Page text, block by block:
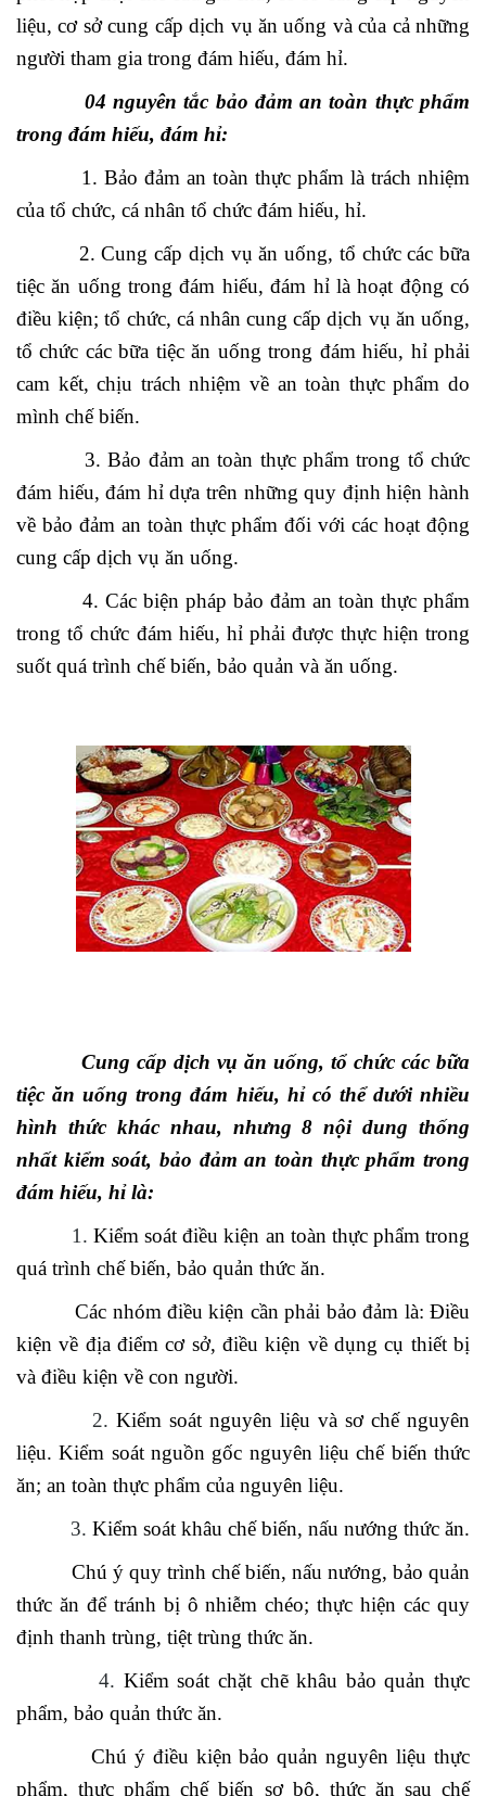
liệu, cơ sở cung cấp dịch vụ ăn uống và của cả những
người tham gia trong đám hiếu, đám hỉ.
04 nguyên tắc bảo đảm an toàn thực phẩm
trong đám hiếu, đám hỉ:
1. Bảo đảm an toàn thực phẩm là trách nhiệm
của tổ chức, cá nhân tổ chức đám hiếu, hỉ.
2. Cung cấp dịch vụ ăn uống, tổ chức các bữa
tiệc ăn uống trong đám hiếu, đám hỉ là hoạt động có
điều kiện; tổ chức, cá nhân cung cấp dịch vụ ăn uống,
tổ chức các bữa tiệc ăn uống trong đám hiếu, hỉ phải
cam kết, chịu trách nhiệm về an toàn thực phẩm do
mình chế biến.
3. Bảo đảm an toàn thực phẩm trong tổ chức
đám hiếu, đám hỉ dựa trên những quy định hiện hành
về bảo đảm an toàn thực phẩm đối với các hoạt động
cung cấp dịch vụ ăn uống.
4. Các biện pháp bảo đảm an toàn thực phẩm
trong tổ chức đám hiếu, hỉ phải được thực hiện trong
suốt quá trình chế biến, bảo quản và ăn uống.
Cung cấp dịch vụ ăn uống, tổ chức các bữa
tiệc ăn uống trong đám hiếu, hỉ có thể dưới nhiều
hình thức khác nhau, nhưng 8 nội dung thống
nhất kiểm soát, bảo đảm an toàn thực phẩm trong
đám hiếu, hỉ là:
1. Kiểm soát điều kiện an toàn thực phẩm trong
quá trình chế biến, bảo quản thức ăn.
Các nhóm điều kiện cần phải bảo đảm là: Điều
kiện về địa điểm cơ sở, điều kiện về dụng cụ thiết bị
và điều kiện về con người.
2. Kiểm soát nguyên liệu và sơ chế nguyên
liệu. Kiểm soát nguồn gốc nguyên liệu chế biến thức
ăn; an toàn thực phẩm của nguyên liệu.
3. Kiểm soát khâu chế biến, nấu nướng thức ăn.
Chú ý quy trình chế biến, nấu nướng, bảo quản
thức ăn để tránh bị ô nhiễm chéo; thực hiện các quy
định thanh trùng, tiệt trùng thức ăn.
4. Kiểm soát chặt chẽ khâu bảo quản thực
phẩm, bảo quản thức ăn.
Chú ý điều kiện bảo quản nguyên liệu thực
phẩm, thực phẩm chế biến sơ bộ, thức ăn sau chế